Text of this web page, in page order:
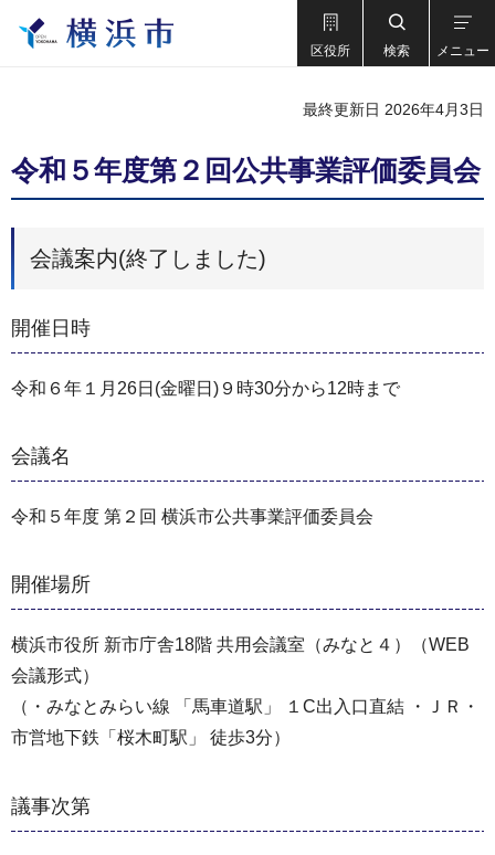
区役所 検索 メニュー
最終更新日 2026年4月3日
令和５年度第２回公共事業評価委員会
会議案内(終了しました)
開催日時
令和６年１月26日(金曜日)９時30分から12時まで
会議名
令和５年度 第２回 横浜市公共事業評価委員会
開催場所
横浜市役所 新市庁舎18階 共用会議室（みなと４）（WEB
会議形式）
（・みなとみらい線 「馬車道駅」 １C出入口直結 ・ＪＲ・
市営地下鉄「桜木町駅」 徒歩3分）
議事次第